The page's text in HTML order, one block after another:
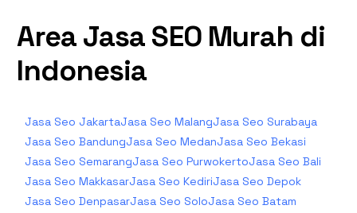
Area Jasa SEO Murah di
Indonesia
Jasa Seo JakartaJasa Seo MalangJasa Seo Surabaya
Jasa Seo BandungJasa Seo MedanJasa Seo Bekasi
Jasa Seo SemarangJasa Seo PurwokertoJasa Seo Bali
Jasa Seo MakkasarJasa Seo KediriJasa Seo Depok
Jasa Seo DenpasarJasa Seo SoloJasa Seo Batam